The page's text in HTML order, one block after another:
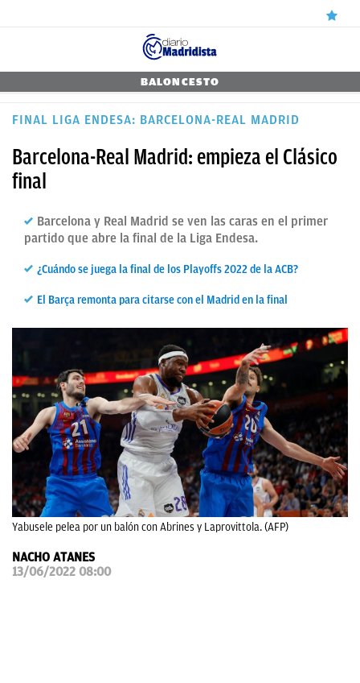
MADRID
CANTERA
FICHAJES
DIRECTO
OKDIARIO
BALONCESTO
FINAL LIGA ENDESA: BARCELONA-REAL MADRID
Barcelona-Real Madrid: empieza el Clásico
final
Barcelona y Real Madrid se ven las caras en el primer
partido que abre la final de la Liga Endesa.
¿Cuándo se juega la final de los Playoffs 2022 de la ACB?
El Barça remonta para citarse con el Madrid en la final
Yabusele pelea por un balón con Abrines y Laprovittola. (AFP)
NACHO ATANES
13/06/2022 08:00